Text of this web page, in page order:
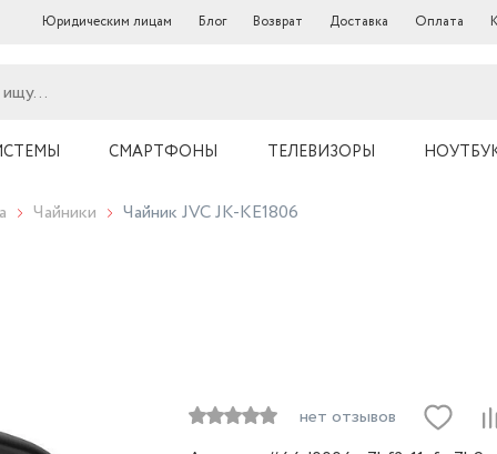
Юридическим лицам Блог Возврат Доставка Оплата
СМАРТФОНЫ ТЕЛЕВИЗОРЫ
Чайники Чайник JVC JK-KE1806
нет отзывов